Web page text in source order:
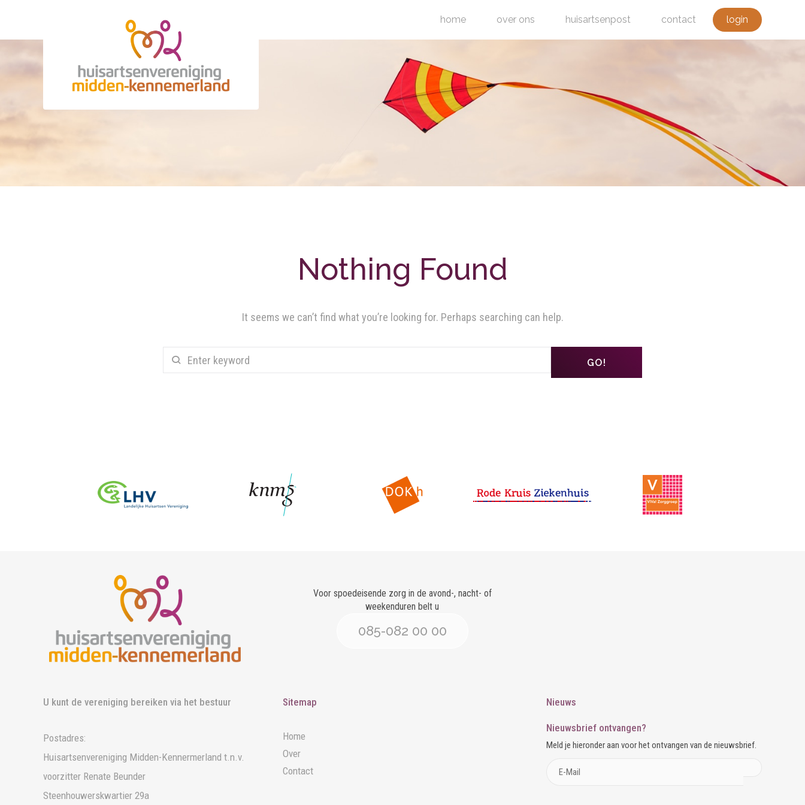
home over ons huisartsenpost contact login
Nothing Found
It seems we can’t find what you’re looking for. Perhaps searching can help.
GO!
Voor spoedeisende zorg in de avond-, nacht- of
weekenduren belt u
085-082 00 00
U kunt de vereniging bereiken via het bestuur
Postadres:
Huisartsenvereniging Midden-Kennermerland t.n.v.
voorzitter Renate Beunder
Steenhouwerskwartier 29a
Sitemap
Home
Over
Contact
Nieuws
Nieuwsbrief ontvangen?
Meld je hieronder aan voor het ontvangen van de nieuwsbrief.